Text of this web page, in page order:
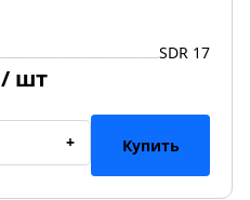
SDR 17
/ шт
+ Купить